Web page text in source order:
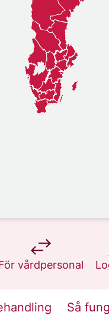
vårdpersonal
på 1177.se
på
Så